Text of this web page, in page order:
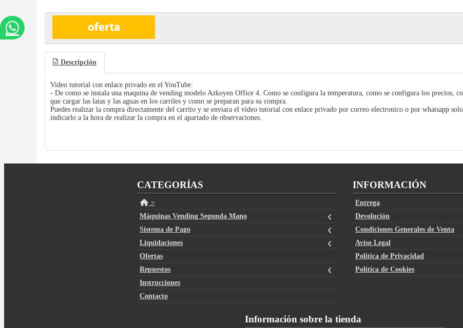
Descripción
Video tutorial con enlace privado en el YouTube:
- De como se instala una maquina de vending modelo Azkoyen Office 4. Como se configura la temperatura, como se configura los precios,
que cargar las latas y las aguas en los carriles y como se preparan para su compra.
Puedes realizar la compra directamente del carrito y se enviara el video tutorial con enlace privado por correo electronico o por whatsapp
indicarlo a la hora de realizar la compra en el apartado de observaciones.
CATEGORÍAS
>
Máquinas Vending Segunda Mano
Sistema de Pago
Liquidaciones
Ofertas
Repuestos
Instrucciones
Contacto
INFORMACIÓN
Entrega
Devolución
Condiciones Generales de Venta
Avíso Legal
Política de Privacidad
Política de Cookies
Información sobre la tienda